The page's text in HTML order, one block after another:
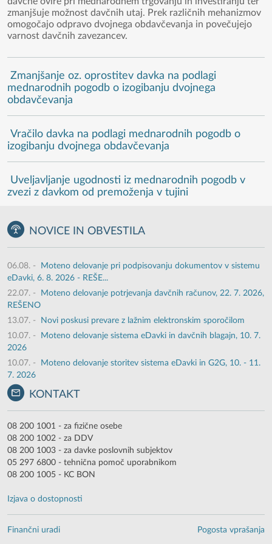
zmanjšuje možnost davčnih utaj. Prek različnih mehanizmov
omogočajo odpravo dvojnega obdavčevanja in povečujejo
varnost davčnih zavezancev.
Zmanjšanje oz. oprostitev davka na podlagi
mednarodnih pogodb o izogibanju dvojnega
obdavčevanja
Vračilo davka na podlagi mednarodnih pogodb o
izogibanju dvojnega obdavčevanja
Uveljavljanje ugodnosti iz mednarodnih pogodb v
zvezi z davkom od premoženja v tujini
NOVICE IN OBVESTILA
06.08. -
Moteno delovanje pri podpisovanju dokumentov v sistemu
eDavki, 6. 8. 2026 - REŠE...
22.07. -
Moteno delovanje potrjevanja davčnih računov, 22. 7. 2026,
REŠENO
13.07. -
Novi poskusi prevare z lažnim elektronskim sporočilom
10.07. -
Moteno delovanje sistema eDavki in davčnih blagajn, 10. 7.
2026
10.07. -
Moteno delovanje storitev sistema eDavki in G2G, 10. - 11.
7. 2026
KONTAKT
08 200 1001 - za fizične osebe
08 200 1002 - za DDV
08 200 1003 - za davke poslovnih subjektov
05 297 6800 - tehnična pomoč uporabnikom
08 200 1005 - KC BON
Izjava o dostopnosti
Finančni uradi Pogosta vprašanja